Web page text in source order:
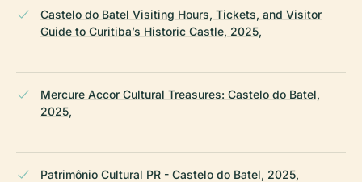
Castelo do Batel Visiting Hours, Tickets, and Visitor
Guide to Curitiba’s Historic Castle, 2025,
Mercure Accor Cultural Treasures: Castelo do Batel,
2025,
Patrimônio Cultural PR - Castelo do Batel, 2025,